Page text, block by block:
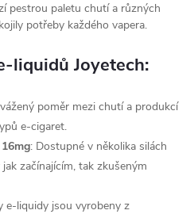
pestrou paletu chutí a různých
potřeby každého vapera.
liquidů Joyetech:
poměr mezi chutí a produkcí
e-cigaret.
: Dostupné v několika silách
začínajícím, tak zkušeným
e-liquidy jsou vyrobeny z